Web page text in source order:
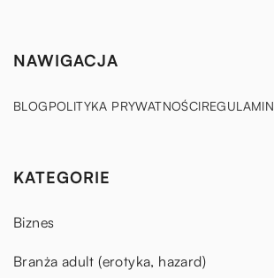
NAWIGACJA
BLOGPOLITYKA PRYWATNOŚCIREGULAMIN
KATEGORIE
Biznes
Branża adult (erotyka, hazard)